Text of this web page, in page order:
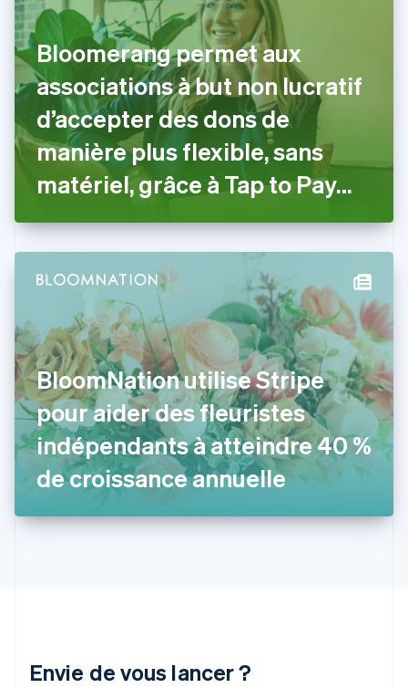
Bloomerang permet aux
associations à but non lucratif
d’accepter des dons de
manière plus flexible, sans
matériel, grâce à Tap to Pay
sur iPhone
BloomNation utilise Stripe
pour aider des fleuristes
indépendants à atteindre 40 %
de croissance annuelle
Envie de vous lancer ?
Chypre
English
Croatie
Italiano
Danemark
English
Émirats arabes unis
English
Espagne
EspañolEnglish
English
États-Unis
Finlande
Svenska
France
Français English
Gibraltar
English
Grèce
English
Hongrie
English
Inde
English
English
Deutsch English